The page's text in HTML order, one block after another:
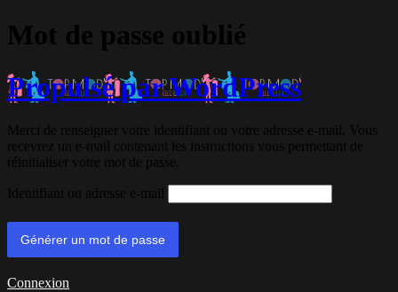
Mot de passe oublié
Propulsé par WordPress
Merci de renseigner votre identifiant ou votre adresse e-mail. Vous
recevrez un e-mail contenant les instructions vous permettant de
réinitialiser votre mot de passe.
Identifiant ou adresse e-mail
Connexion